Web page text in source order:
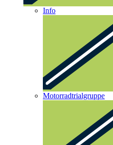
Info
Motorradtrialgruppe